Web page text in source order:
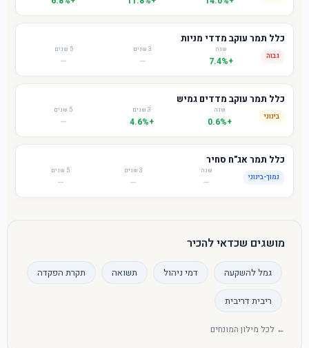
כלל תמר עוקב מדדי מניות
גבוה
שנה
+7.4%
3 שנים
—
5 שנים
—
כלל תמר עוקב מדדים גמיש
בינוני
שנה
+0.6%
3 שנים
+4.6%
5 שנים
—
כלל תמר אג"ח סחיר
נמוך-בינוני
שנה
—
3 שנים
—
5 שנים
—
מושגים שכדאי להכיר
גמל להשקעה דמי ניהול תשואה תקרת הפקדה
ריבית דריבית
← לכל מילון המונחים